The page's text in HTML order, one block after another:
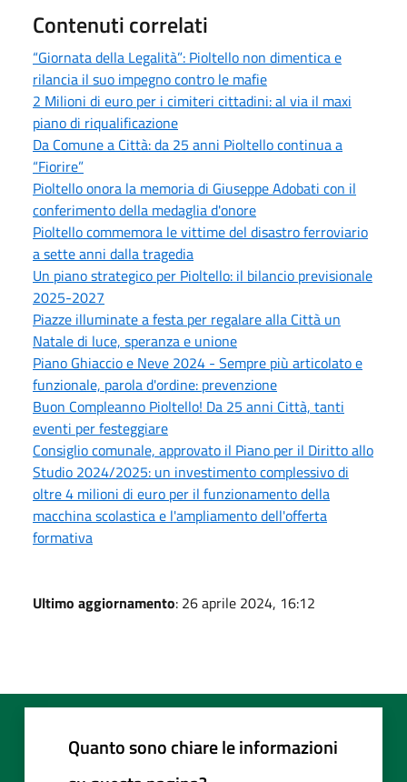
Contenuti correlati
“Giornata della Legalità”: Pioltello non dimentica e
rilancia il suo impegno contro le mafie
2 Milioni di euro per i cimiteri cittadini: al via il maxi
piano di riqualificazione
Da Comune a Città: da 25 anni Pioltello continua a
“Fiorire”
Pioltello onora la memoria di Giuseppe Adobati con il
conferimento della medaglia d'onore
Pioltello commemora le vittime del disastro ferroviario
a sette anni dalla tragedia
Un piano strategico per Pioltello: il bilancio previsionale
2025-2027
Piazze illuminate a festa per regalare alla Città un
Natale di luce, speranza e unione
Piano Ghiaccio e Neve 2024 - Sempre più articolato e
funzionale, parola d'ordine: prevenzione
Buon Compleanno Pioltello! Da 25 anni Città, tanti
eventi per festeggiare
Consiglio comunale, approvato il Piano per il Diritto allo
Studio 2024/2025: un investimento complessivo di
oltre 4 milioni di euro per il funzionamento della
macchina scolastica e l'ampliamento dell'offerta
formativa
Ultimo aggiornamento: 26 aprile 2024, 16:12
Quanto sono chiare le informazioni